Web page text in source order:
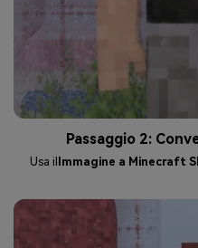
Passaggio 2:
Usa il Immagine a Minecraft